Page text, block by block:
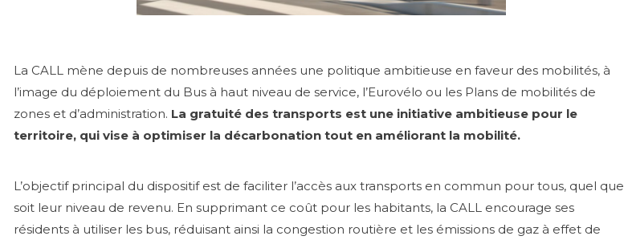
La CALL mène depuis de nombreuses années une politique ambitieuse en faveur des mobilités, à
l’image du déploiement du Bus à haut niveau de service, l’Eurovélo ou les Plans de mobilités de
zones et d’administration. La gratuité des transports est une initiative ambitieuse pour le
territoire, qui vise à optimiser la décarbonation tout en améliorant la mobilité.
L’objectif principal du dispositif est de faciliter l’accès aux transports en commun pour tous, quel que
soit leur niveau de revenu. En supprimant ce coût pour les habitants, la CALL encourage ses
résidents à utiliser les bus, réduisant ainsi la congestion routière et les émissions de gaz à effet de